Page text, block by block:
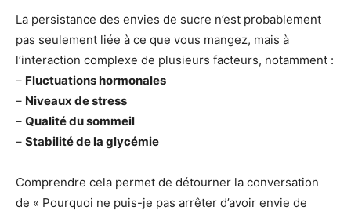
La persistance des envies de sucre n’est probablement
pas seulement liée à ce que vous mangez, mais à
l’interaction complexe de plusieurs facteurs, notamment :
– Fluctuations hormonales
– Niveaux de stress
– Qualité du sommeil
– Stabilité de la glycémie
Comprendre cela permet de détourner la conversation
de « Pourquoi ne puis-je pas arrêter d’avoir envie de